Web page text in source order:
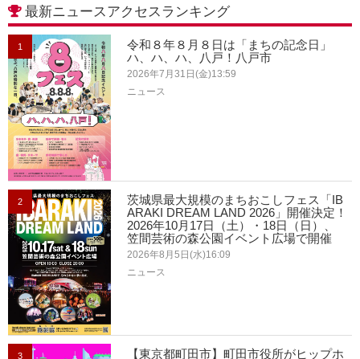
最新ニュースアクセスランキング
1
令和８年８月８日は「まちの記念日」
ハ、ハ、ハ、八戸！八戸市
2026年7月31日(金)13:59
ニュース
2
茨城県最大規模のまちおこしフェス「IB
ARAKI DREAM LAND 2026」開催決定！
2026年10月17日（土）・18日（日）、
笠間芸術の森公園イベント広場で開催
2026年8月5日(水)16:09
ニュース
3
【東京都町田市】町田市役所がヒップホ